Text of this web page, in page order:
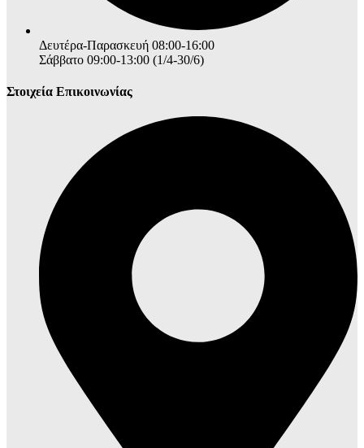
Δευτέρα-Παρασκευή 08:00-16:00
Σάββατο 09:00-13:00 (1/4-30/6)
Στοιχεία Επικοινωνίας